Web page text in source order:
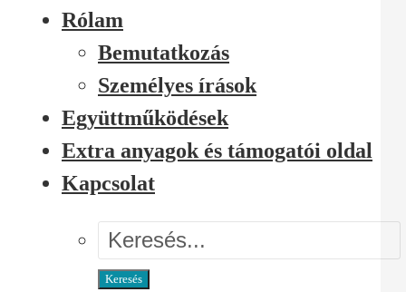
Rólam
Bemutatkozás
Személyes írások
Együttműködések
Extra anyagok és támogatói oldal
Kapcsolat
Keresés